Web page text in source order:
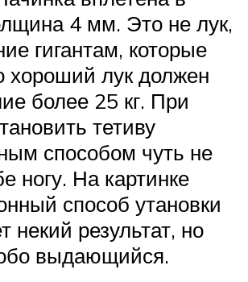
4 мм. Это не лук,
гигантам, которые
хороший лук должен
более 25 кг. При
тетиву
способом чуть не
ногу. На картинке
способ утановки
некий результат, но
выдающийся.